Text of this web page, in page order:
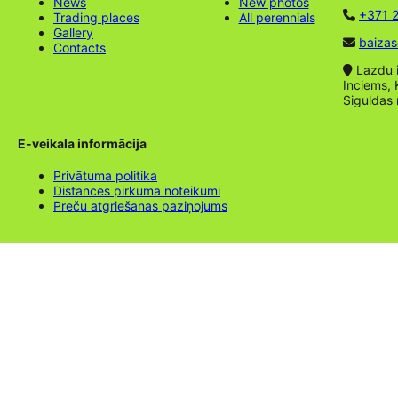
Trading places
Gallery
Contacts
All perennials
+371
Lazdu
Inciems,
Siguldas
E-veikala informācija
Privātuma politika
Distances pirkuma noteikumi
Preču atgriešanas paziņojums